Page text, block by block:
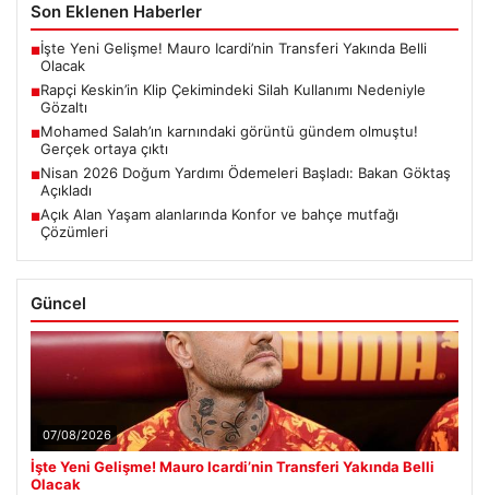
Son Eklenen Haberler
■İşte Yeni Gelişme! Mauro Icardi’nin Transferi Yakında Belli
Olacak
■Rapçi Keskin’in Klip Çekimindeki Silah Kullanımı Nedeniyle
Gözaltı
■Mohamed Salah’ın karnındaki görüntü gündem olmuştu!
Gerçek ortaya çıktı
■Nisan 2026 Doğum Yardımı Ödemeleri Başladı: Bakan Göktaş
Açıkladı
■Açık Alan Yaşam alanlarında Konfor ve bahçe mutfağı
Çözümleri
Güncel
07/08/2026
İşte Yeni Gelişme! Mauro Icardi’nin Transferi Yakında Belli
Olacak